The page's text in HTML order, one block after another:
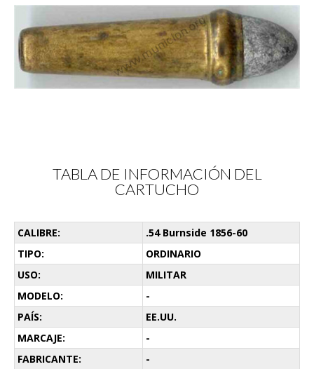
TABLA DE INFORMACIÓN DEL
CARTUCHO
CALIBRE:
.54 Burnside 1856-60
TIPO:
ORDINARIO
USO:
MILITAR
MODELO:
-
PAÍS:
EE.UU.
MARCAJE:
-
FABRICANTE:
-